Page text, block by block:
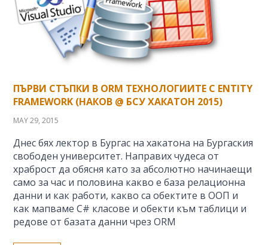
ПЪРВИ СТЪПКИ В ORM ТЕХНОЛОГИИТЕ С ENTITY
FRAMEWORK (НАКОВ @ БСУ ХАКАТОН 2015)
MAY 29, 2015
Днес бях лектор в Бургас на хакатона на Бургаския
свободен университет. Направих чудеса от
храброст да обясня като за абсолютно начинаещи
само за час и половина какво е база релационна
данни и как работи, какво са обектите в ООП и
как мапваме C# класове и обекти към таблици и
редове от базата данни чрез ORM